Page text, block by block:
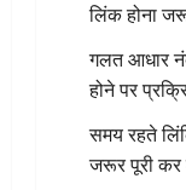
लिंक होना
गलत आधार
होने पर
समय रहते
जरूर पूरी